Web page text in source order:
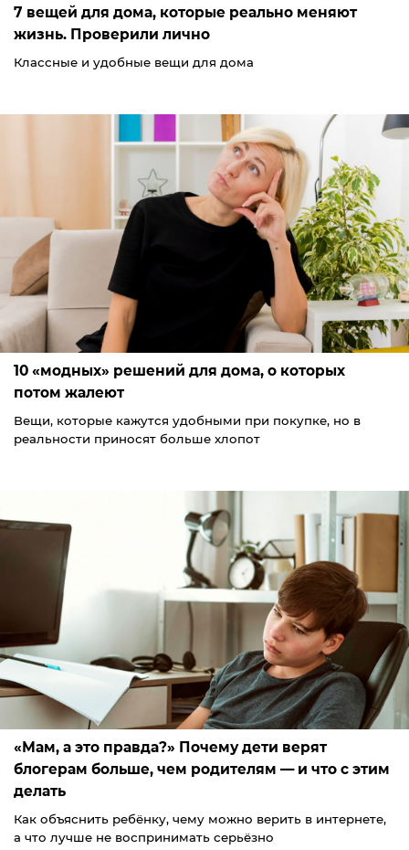
7 вещей для дома, которые реально меняют
жизнь. Проверили лично
Классные и удобные вещи для дома
10 «модных» решений для дома, о которых
потом жалеют
Вещи, которые кажутся удобными при покупке, но в
реальности приносят больше хлопот
«Мам, а это правда?» Почему дети верят
блогерам больше, чем родителям — и что с этим
делать
Как объяснить ребёнку, чему можно верить в интернете,
а что лучше не воспринимать серьёзно